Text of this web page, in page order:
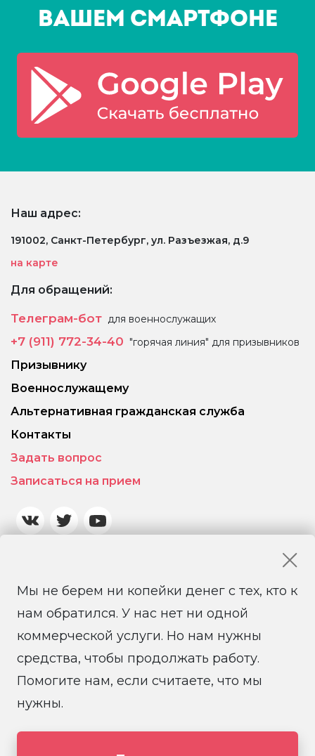
Мы не берем ни копейки денег с тех, кто к
нам обратился. У нас нет ни одной
коммерческой услуги. Но нам нужны
средства, чтобы продолжать работу.
Помогите нам, если считаете, что мы
нужны.
Вашем смартфоне
Наш адрес:
191002, Санкт-Петербург, ул. Разъезжая, д.9
на карте
Для обращений:
Телеграм-бот для военнослужащих
+7 (911) 772-34-40 "горячая линия" для призывников
Призывнику
Военнослужащему
Альтернативная гражданская служба
Контакты
Задать вопрос
Записаться на прием
© 2026 Санкт-Петербургская региональная
«Солдатские матери Санкт-Петербурга»
Создание и поддержка сайта it-coop